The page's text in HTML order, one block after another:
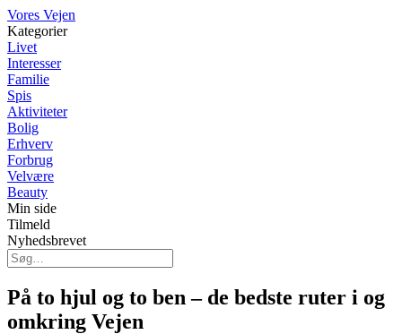
Vores Vejen
Kategorier
Livet
Interesser
Familie
Spis
Aktiviteter
Bolig
Erhverv
Forbrug
Velvære
Beauty
Min side
Tilmeld
Nyhedsbrevet
På to hjul og to ben – de bedste ruter i og
omkring Vejen